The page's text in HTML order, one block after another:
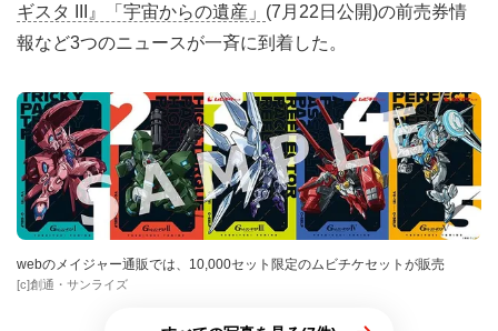
ギスタ III』「宇宙からの遺産」 (7月22日公開)の前売券情
報など3つのニュースが一斉に到着した。
webのメイジャー通販では、10,000セット限定のムビチケセットが販売
[c]創通・サンライズ